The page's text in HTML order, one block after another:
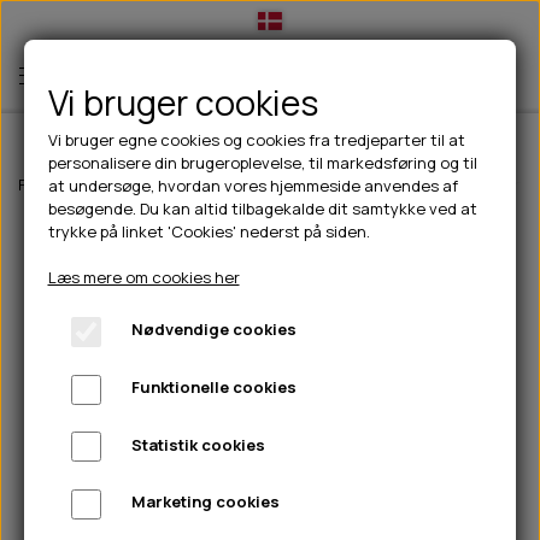
TIL HUND
💧FODER- VANDSKÅLE
CHICOPEE
GODBIDSTASKE
HALSBÅND
🦴 GODBIDDER & SNACKS
🍖 SMAGSVARIANTER
🎾 LEGETØJ
TÆNDER, ØRE, ØJE, POTER & NÆSE
🐾 UDSTYR & KOMFORT
TIL HUNDEEJER
DRIKKEFLASKER/TERMOFLASKER
HUER OG VANTER
PINEWOOD SALES
TIL KAT
TILBUD
NYHEDER
ABONNEMENT
Forside Outdoor Pinewood tøj Dame Pinewood Finnveden
Vi bruger cookies
Vi bruger egne cookies og cookies fra tredjeparter til at
personalisere din brugeroplevelse, til markedsføring og til
at undersøge, hvordan vores hjemmeside anvendes af
besøgende. Du kan altid tilbagekalde dit samtykke ved at
trykke på linket 'Cookies' nederst på siden.
Læs mere om cookies her
Nødvendige cookies
Funktionelle cookies
Statistik cookies
Marketing cookies